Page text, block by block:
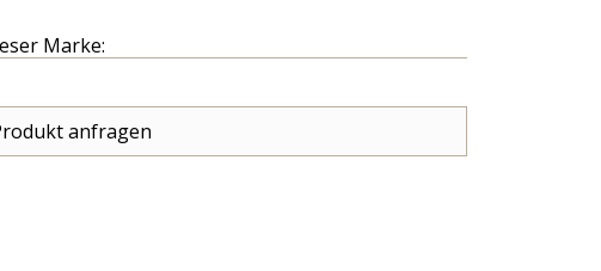
Marke:
anfragen